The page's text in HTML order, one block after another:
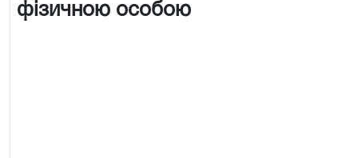
фізичною особою